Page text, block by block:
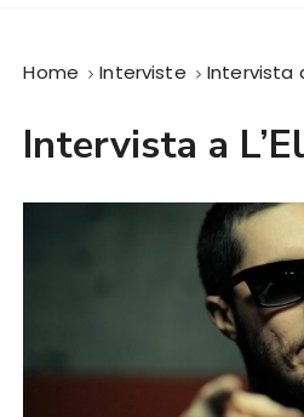
Home Interviste Intervista
Intervista a